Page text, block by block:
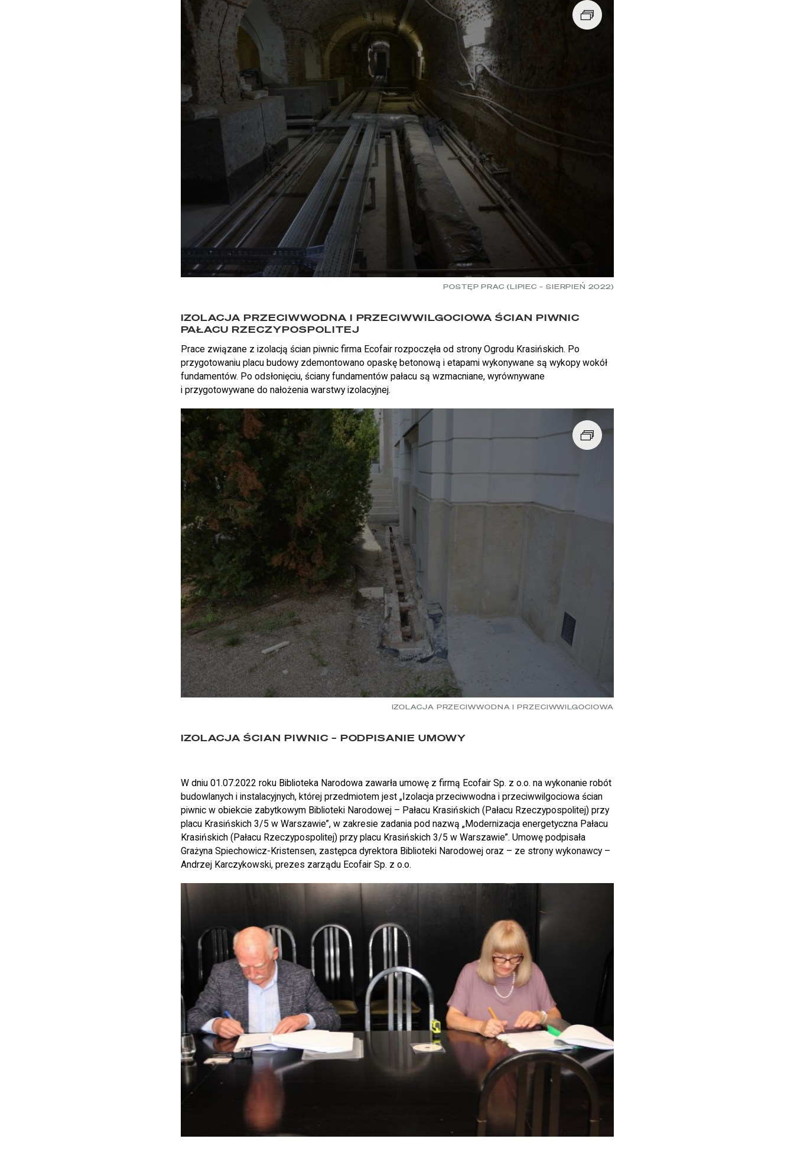
POSTĘP PRAC (LIPIEC – SIERPIEŃ 2022)
IZOLACJA PRZECIWWODNA I PRZECIWWILGOCIOWA ŚCIAN PIWNIC
PAŁACU RZECZYPOSPOLITEJ
Prace związane z izolacją ścian piwnic firma Ecofair rozpoczęła od strony Ogrodu Krasińskich. Po
przygotowaniu placu budowy zdemontowano opaskę betonową i etapami wykonywane są wykopy wokół
fundamentów. Po odsłonięciu, ściany fundamentów pałacu są wzmacniane, wyrównywane
i przygotowywane do nałożenia warstwy izolacyjnej.
IZOLACJA PRZECIWWODNA I PRZECIWWILGOCIOWA
IZOLACJA ŚCIAN PIWNIC – PODPISANIE UMOWY
W dniu 01.07.2022 roku Biblioteka Narodowa zawarła umowę z firmą Ecofair Sp. z o.o. na wykonanie robót
budowlanych i instalacyjnych, której przedmiotem jest „Izolacja przeciwwodna i przeciwwilgociowa ścian
piwnic w obiekcie zabytkowym Biblioteki Narodowej – Pałacu Krasińskich (Pałacu Rzeczypospolitej) przy
placu Krasińskich 3/5 w Warszawie”, w zakresie zadania pod nazwą „Modernizacja energetyczna Pałacu
Krasińskich (Pałacu Rzeczypospolitej) przy placu Krasińskich 3/5 w Warszawie”. Umowę podpisała
Grażyna Spiechowicz-Kristensen, zastępca dyrektora Biblioteki Narodowej oraz – ze strony wykonawcy –
Andrzej Karczykowski, prezes zarządu Ecofair Sp. z o.o.